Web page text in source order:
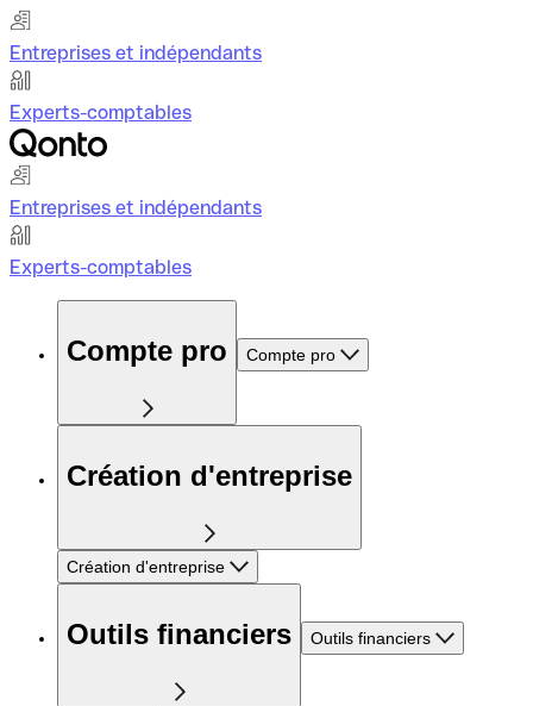
Entreprises et indépendants
Experts-comptables
Entreprises et indépendants
Experts-comptables
Compte pro Compte pro
Création d'entreprise
Création d'entreprise
Outils financiers Outils financiers